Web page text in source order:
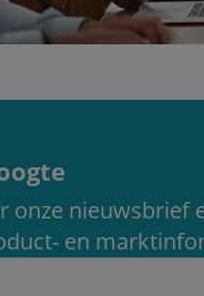
onze nieuwsbrief
en